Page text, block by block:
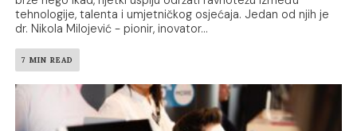
tehnologije, talenta i umjetničkog osjećaja. Jedan od njih je
dr. Nikola Milojević - pionir, inovator...
7 MIN READ